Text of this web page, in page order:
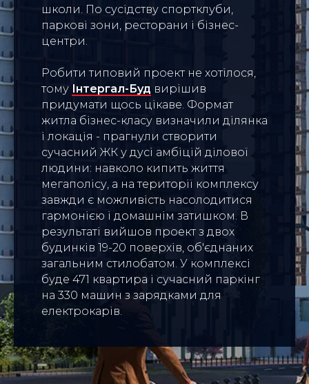
школи. По сусідству спортклуби,
паркові зони, ресторани і бізнес-
центри.
Робити типовий проект не хотілося,
тому Інтергал-Буд вирішив
придумати щось цікаве. Формат
житла бізнес-класу визначили ділянка
і локація - прагнули створити
сучасний ЖК у дусі амбіцій ділової
людини: навколо кипить життя
мегаполісу, а на території комплексу
завжди є можливість насолодитися
гармонією і домашнім затишком. В
результаті вийшов проект з двох
будинків 19-20 поверхів, об'єднаних
загальним стилобатом. У комплексі
буде 471 квартира і сучасний паркінг
на 330 машин з зарядками для
електрокарів.